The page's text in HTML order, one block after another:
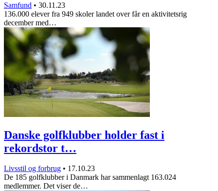
Samfund • 30.11.23
136.000 elever fra 949 skoler landet over får en aktivitetsrig
december med…
Danske golfklubber holder fast i
rekordstor t…
Livsstil og forbrug • 17.10.23
De 185 golfklubber i Danmark har sammenlagt 163.024
medlemmer. Det viser de…